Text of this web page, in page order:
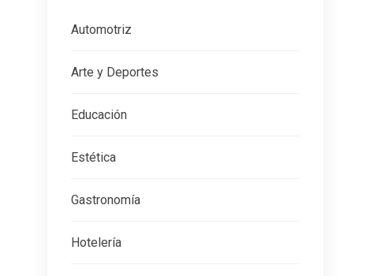
Automotriz
Arte y Deportes
Educación
Estética
Gastronomía
Hotelería